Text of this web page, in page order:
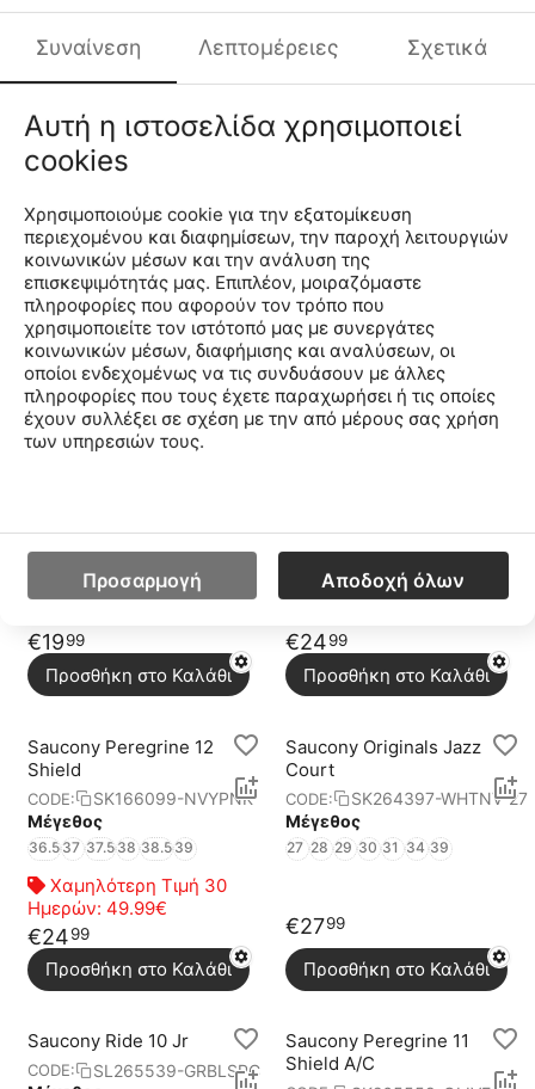
€2699
Προσθήκη στο Καλάθι
€1999
Προσθήκη στο Καλάθι
Saucony Kinvara 14
Μέγεθος
38.539
Χαμηλότερη Τιμή 30
Ημερών:38.99€
€1999
Προσθήκη στο Καλάθι
CODE:
SK266065-NVYORA
Μέγεθος
38 38.5 39
Χαμηλότερη Τιμή 30
Ημερών:49.99€
€24 99
Προσθήκη στο Καλάθι
Saucony Kinvara 14 Ac
27 28 29 30 31 38
Χαμηλότερη Τιμή 30
€1999
Προσθήκη στο Καλάθι
28 30 31 35 38
Χαμηλότερη Τιμή 30
€2499
Προσθήκη στο Καλάθι
Saucony Peregrine 12
Shield
CODE:
SK166099-NVYPNK
Μέγεθος
36.537 37.538 38.539
Χαμηλότερη Τιμή 30
Ημερών: 49.99€
€2499
Προσθήκη στο Καλάθι
Saucony Originals Jazz
Court
CODE:
SK264397-WHTNV-27
Μέγεθος
27 28 29 30 31 34 39
€2799
Προσθήκη στο Καλάθι
Saucony Ride 10 Jr
CODE:
SL265539-GRBLSPC
Saucony Peregrine 11
Shield A/C
Συναίνεση Λεπτομέρειες Σχετικά
Αυτή η ιστοσελίδα χρησιμοποιεί
cookies
Χρησιμοποιούμε cookie για την εξατομίκευση
περιεχομένου και διαφημίσεων, την παροχή λειτουργιών
κοινωνικών μέσων και την ανάλυση της
επισκεψιμότητάς μας. Επιπλέον, μοιραζόμαστε
πληροφορίες που αφορούν τον τρόπο που
χρησιμοποιείτε τον ιστότοπό μας με συνεργάτες
κοινωνικών μέσων, διαφήμισης και αναλύσεων, οι
οποίοι ενδεχομένως να τις συνδυάσουν με άλλες
πληροφορίες που τους έχετε παραχωρήσει ή τις οποίες
έχουν συλλέξει σε σχέση με την από μέρους σας χρήση
των υπηρεσιών τους.
Προσαρμογή Αποδοχή όλων